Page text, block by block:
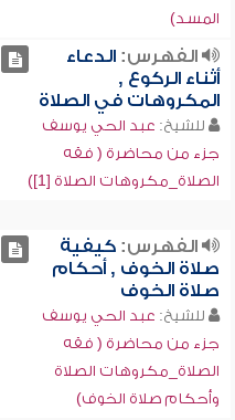
المسد)
الفهرس:الدعاء
أثناء الركوع ,
المكروهات في الصلاة
للشيخ: عبد الحي يوسف
جزء من محاضرة ( فقه
الصلاة_مكروهات الصلاة [1])
الفهرس:كيفية
صلاة الخوف , أحكام
صلاة الخوف
للشيخ: عبد الحي يوسف
جزء من محاضرة ( فقه
الصلاة_مكروهات الصلاة
وأحكام صلاة الخوف)